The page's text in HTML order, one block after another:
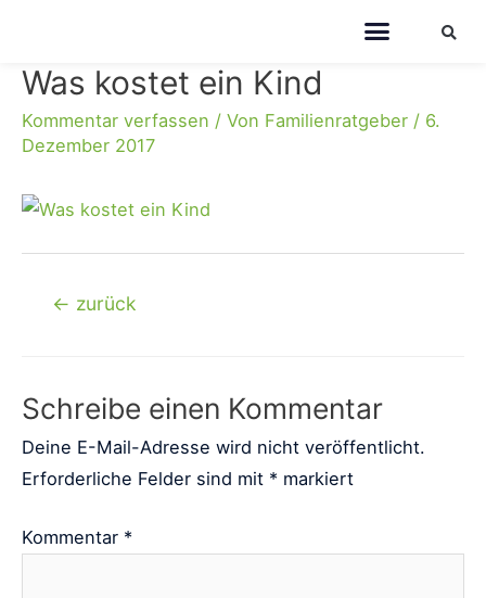
Was kostet ein Kind
Kommentar verfassen / Von Familienratgeber / 6.
Dezember 2017
← zurück
Schreibe einen Kommentar
Deine E-Mail-Adresse wird nicht veröffentlicht.
Erforderliche Felder sind mit * markiert
Kommentar *